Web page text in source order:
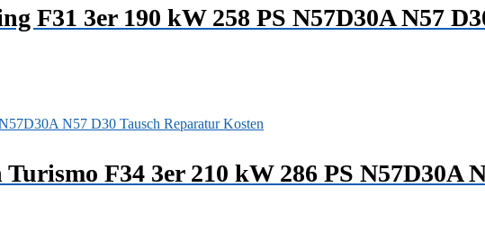
F31 3er 190 kW 258 PS N57D30A N57
F34 3er 210 kW 286 PS N57D30A